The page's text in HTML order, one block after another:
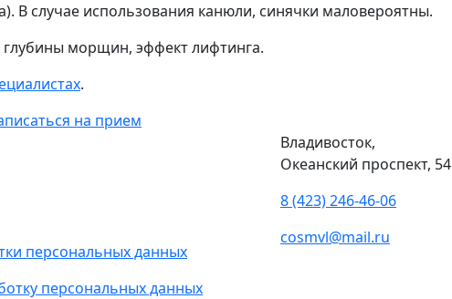
В случае использования канюли, синячки маловероятны.
морщин, эффект лифтинга.
.
на прием
персональных данных
персональных данных
Владивосток,
Океанский проспект, 54
8 (423) 246-46-06
cosmvl@mail.ru